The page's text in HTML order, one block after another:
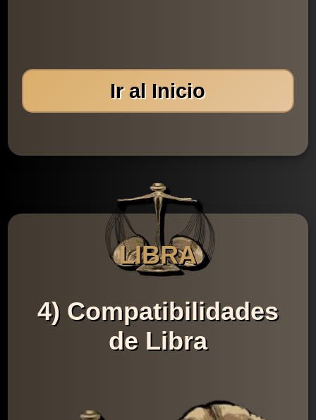
Ir al Inicio
LIBRA
4) Compatibilidades
de Libra